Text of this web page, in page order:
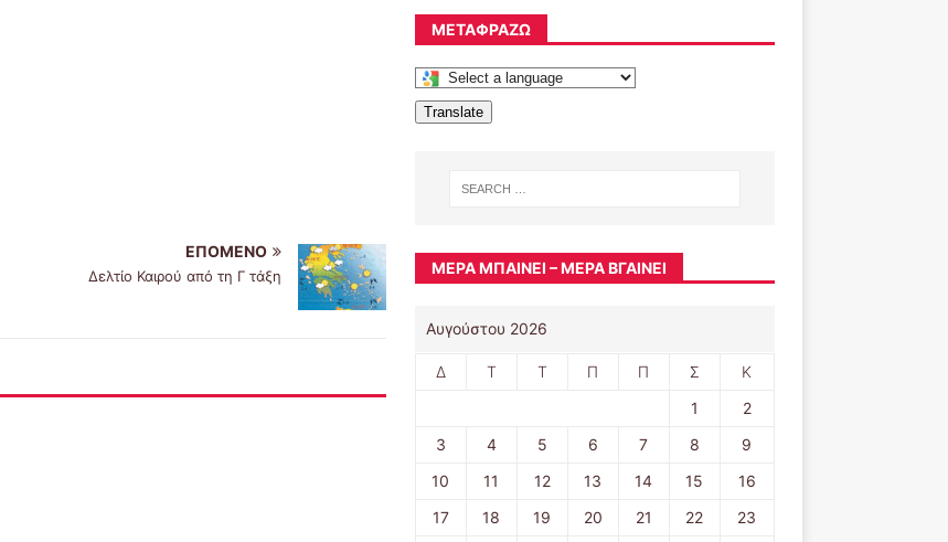
ΕΠΌΜΕΝΟ
Δελτίο Καιρού από τη Γ τάξη
ΜΕΤΑΦΡΆΖΩ
Translate
ΜΈΡΑ ΜΠΑΊΝΕΙ – ΜΈΡΑ ΒΓΑΊΝΕΙ
Αυγούστου 2026
Δ Τ Τ Π Π Σ Κ
1
2
3
4 5 6 7 8
9
10
11 12 13 14 15
16
17
18 19 20 21 22
23